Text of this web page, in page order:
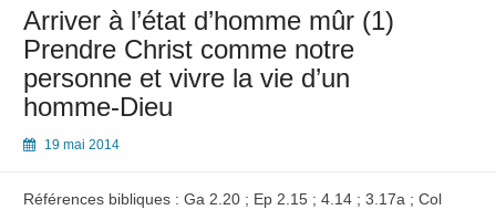
Arriver à l’état d’homme mûr (1)
Prendre Christ comme notre
personne et vivre la vie d’un
homme-Dieu
19 mai 2014
Références bibliques : Ga 2.20 ; Ep 2.15 ; 4.14 ; 3.17a ; Col